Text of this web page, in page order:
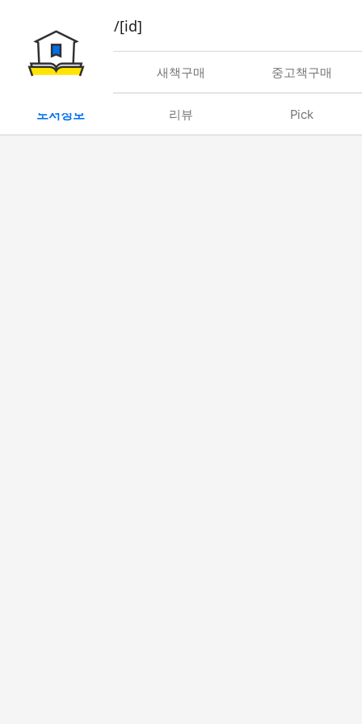
book/rent/[id]
대여 새책구매 중고책구매
도서정보 리뷰 Pick